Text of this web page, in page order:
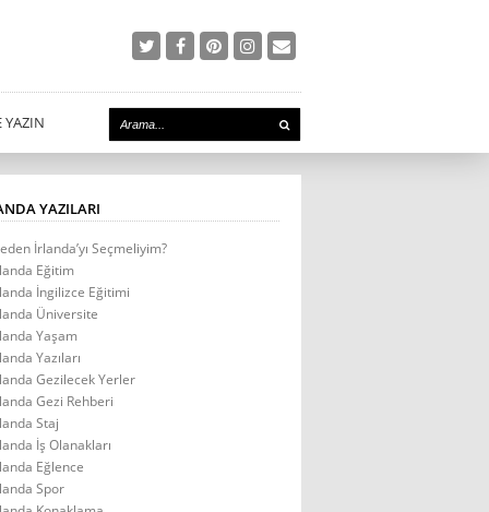
YAZIN
YAZILARI
İrlanda’yı Seçmeliyim?
Eğitim
İngilizce Eğitimi
Üniversite
Yaşam
Yazıları
Gezilecek Yerler
Gezi Rehberi
Staj
İş Olanakları
Eğlence
Spor